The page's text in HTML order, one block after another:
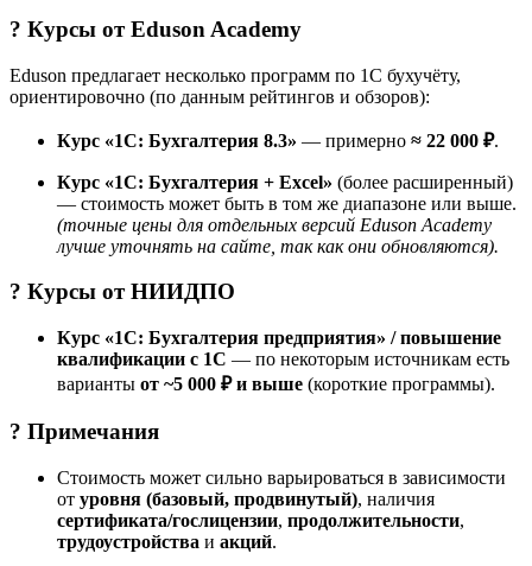
? Курсы отEduson Academy
Eduson предлагает несколько программ по 1С бухучёту,
ориентировочно (по данным рейтингов и обзоров):
Курс «1С: Бухгалтерия 8.3» — примерно ≈ 22 000 ₽.
Курс «1С: Бухгалтерия + Excel» (более расширенный)
— стоимость может быть в том же диапазоне или выше.
(точные цены для отдельных версий Eduson Academy
лучше уточнять на сайте, так как они обновляются).
? Курсы отНИИДПО
Курс «1С: Бухгалтерия предприятия» / повышение
квалификации с 1С — по некоторым источникам есть
варианты от ~5 000 ₽ и выше (короткие программы).
? Примечания
Стоимость может сильно варьироваться в зависимости
от уровня (базовый, продвинутый), наличия
сертификата/гослицензии, продолжительности,
трудоустройства и акций.